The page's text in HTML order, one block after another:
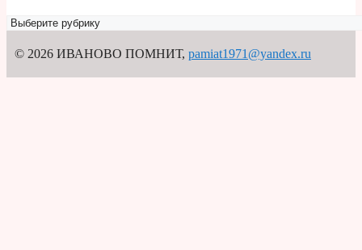
Рубрикатор
© 2026 ИВАНОВО ПОМНИТ, pamiat1971@yandex.ru